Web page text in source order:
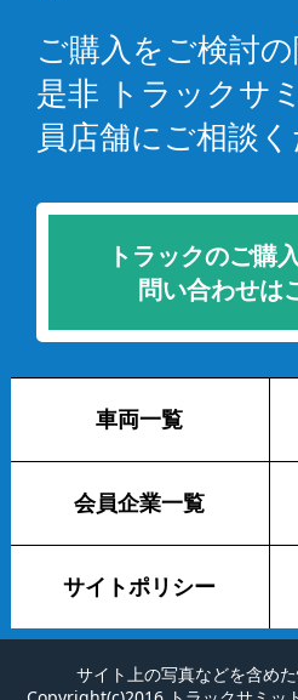
ご購入をご検討
是非 トラックサ
員店舗にご相談く
トラックのご購
問い合わせは
車両一覧
会員企業一覧
サイトポリシー
サイト上の写真などを含め